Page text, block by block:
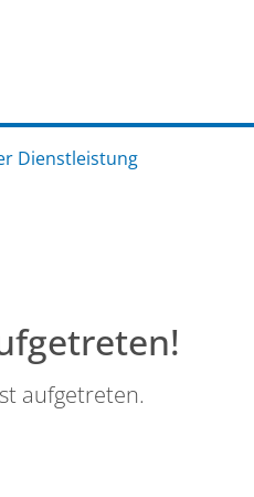
Dienstleistung
aufgetreten.